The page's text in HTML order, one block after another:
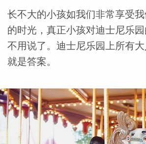
长不大的小孩如我们非常享受
的时光，真正小孩对迪士尼乐
不用说了。迪士尼乐园上所有
就是答案。